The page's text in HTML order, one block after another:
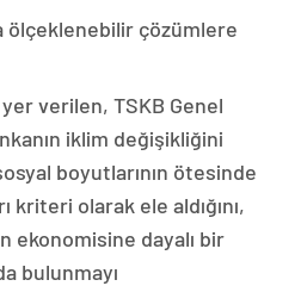
ölçeklenebilir çözümlere
verilen, TSKB Genel
iklim değişikliğini
boyutlarının ötesinde
olarak ele aldığını,
ekonomisine dayalı bir
bulunmayı